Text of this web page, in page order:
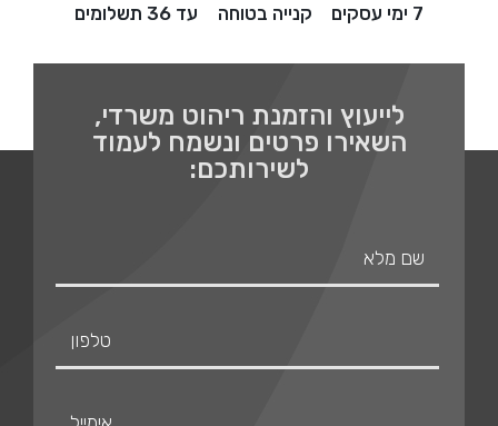
7 ימי עסקים קנייה בטוחה עד 36 תשלומים
לייעוץ והזמנת ריהוט משרדי,
השאירו פרטים ונשמח לעמוד
לשירותכם: